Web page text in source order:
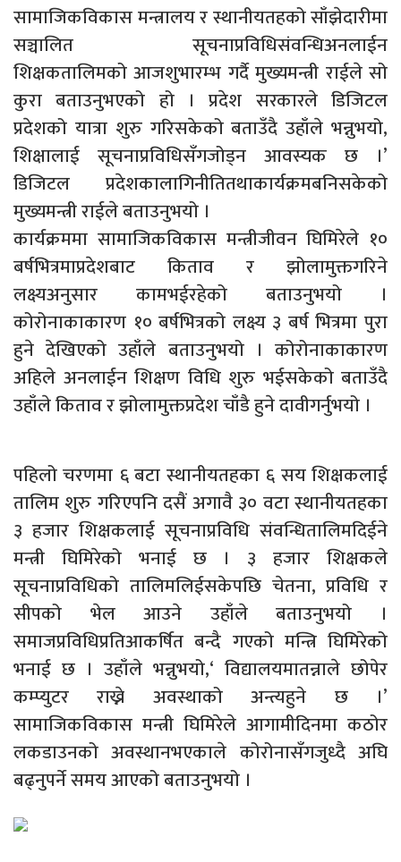
सामाजिकविकास मन्त्रालय र स्थानीयतहको साँझेदारीमा
सञ्चालित सूचनाप्रविधिसंवन्धिअनलाईन
शिक्षकतालिमको आजशुभारम्भ गर्दै मुख्यमन्त्री राईले सो
कुरा बताउनुभएको हो । प्रदेश सरकारले डिजिटल
प्रदेशको यात्रा शुरु गरिसकेको बताउँदै उहाँले भन्नुभयो,
शिक्षालाई सूचनाप्रविधिसँगजोड्न आवस्यक छ ।’
डिजिटल प्रदेशकालागिनीतितथाकार्यक्रमबनिसकेको
मुख्यमन्त्री राईले बताउनुभयो ।
कार्यक्रममा सामाजिकविकास मन्त्रीजीवन घिमिरेले १०
बर्षभित्रमाप्रदेशबाट किताव र झोलामुक्तगरिने
लक्ष्यअनुसार कामभईरहेको बताउनुभयो ।
कोरोनाकाकारण १० बर्षभित्रको लक्ष्य ३ बर्ष भित्रमा पुरा
हुने देखिएको उहाँले बताउनुभयो । कोरोनाकाकारण
अहिले अनलाईन शिक्षण विधि शुरु भईसकेको बताउँदै
उहाँले किताव र झोलामुक्तप्रदेश चाँडै हुने दावीगर्नुभयो ।
पहिलो चरणमा ६ बटा स्थानीयतहका ६ सय शिक्षकलाई
तालिम शुरु गरिएपनि दसैं अगावै ३० वटा स्थानीयतहका
३ हजार शिक्षकलाई सूचनाप्रविधि संवन्धितालिमदिईने
मन्त्री घिमिरेको भनाई छ । ३ हजार शिक्षकले
सूचनाप्रविधिको तालिमलिईसकेपछि चेतना, प्रविधि र
सीपको भेल आउने उहाँले बताउनुभयो ।
समाजप्रविधिप्रतिआकर्षित बन्दै गएको मन्त्रि घिमिरेको
भनाई छ । उहाँले भन्नुभयो,‘ विद्यालयमातन्नाले छोपेर
कम्प्युटर राख्ने अवस्थाको अन्त्यहुने छ ।’
सामाजिकविकास मन्त्री घिमिरेले आगामीदिनमा कठोर
लकडाउनको अवस्थानभएकाले कोरोनासँगजुध्दै अघि
बढ्नुपर्ने समय आएको बताउनुभयो ।